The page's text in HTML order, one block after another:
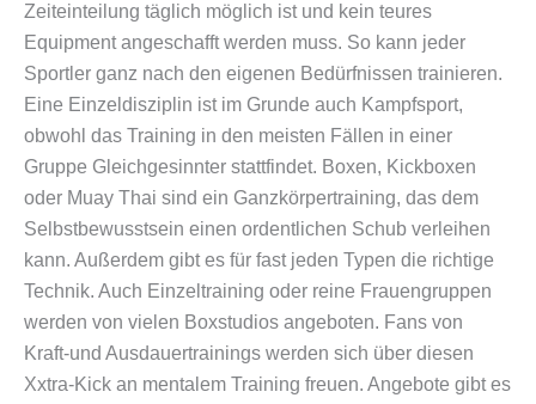
Zeiteinteilung täglich möglich ist und kein teures
Equipment angeschafft werden muss. So kann jeder
Sportler ganz nach den eigenen Bedürfnissen trainieren.
Eine Einzeldisziplin ist im Grunde auch Kampfsport,
obwohl das Training in den meisten Fällen in einer
Gruppe Gleichgesinnter stattfindet. Boxen, Kickboxen
oder Muay Thai sind ein Ganzkörpertraining, das dem
Selbstbewusstsein einen ordentlichen Schub verleihen
kann. Außerdem gibt es für fast jeden Typen die richtige
Technik. Auch Einzeltraining oder reine Frauengruppen
werden von vielen Boxstudios angeboten. Fans von
Kraft-und Ausdauertrainings werden sich über diesen
Xxtra-Kick an mentalem Training freuen. Angebote gibt es